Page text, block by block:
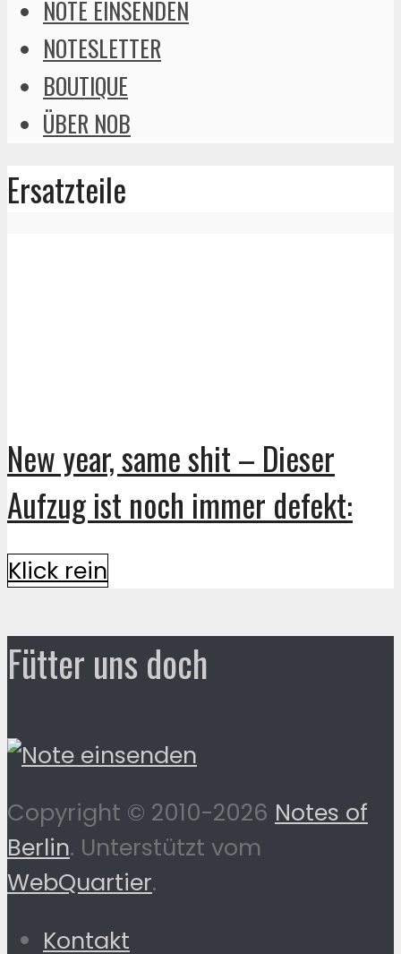
NOTE EINSENDEN
NOTESLETTER
BOUTIQUE
ÜBER NOB
Ersatzteile
New year, same shit – Dieser
Aufzug ist noch immer defekt:
Klick rein
Fütter uns doch
Copyright © 2010-2026 Notes of
Berlin. Unterstützt vom
WebQuartier.
Kontakt